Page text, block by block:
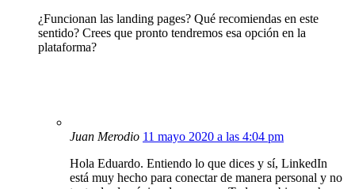
¿Funcionan las landing pages? Qué recomiendas en este
sentido? Crees que pronto tendremos esa opción en la
plataforma?
Juan Merodio 11 mayo 2020 a las 4:04 pm
Hola Eduardo. Entiendo lo que dices y sí, LinkedIn
está muy hecho para conectar de manera personal y no